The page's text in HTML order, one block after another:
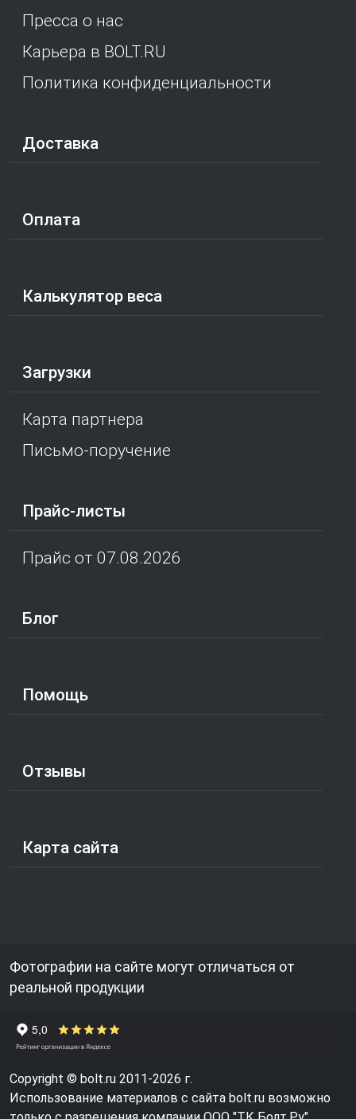
Пресса о нас
Карьера в BOLT.RU
Политика конфиденциальности
Доставка
Оплата
Калькулятор веса
Загрузки
Карта партнера
Письмо-поручение
Прайс-листы
Прайс от 07.08.2026
Блог
Помощь
Отзывы
Карта сайта
Фотографии на сайте могут отличаться от
реальной продукции
Copyright © bolt.ru 2011-2026 г.
Использование материалов с сайта bolt.ru возможно